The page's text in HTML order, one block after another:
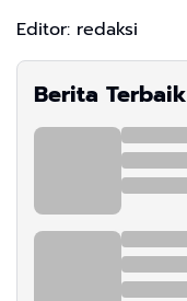
Editor: redaksi
Berita Terbaik